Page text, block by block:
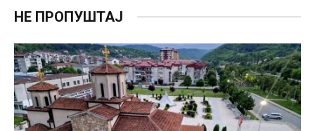
НЕ ПРОПУШТАЈ